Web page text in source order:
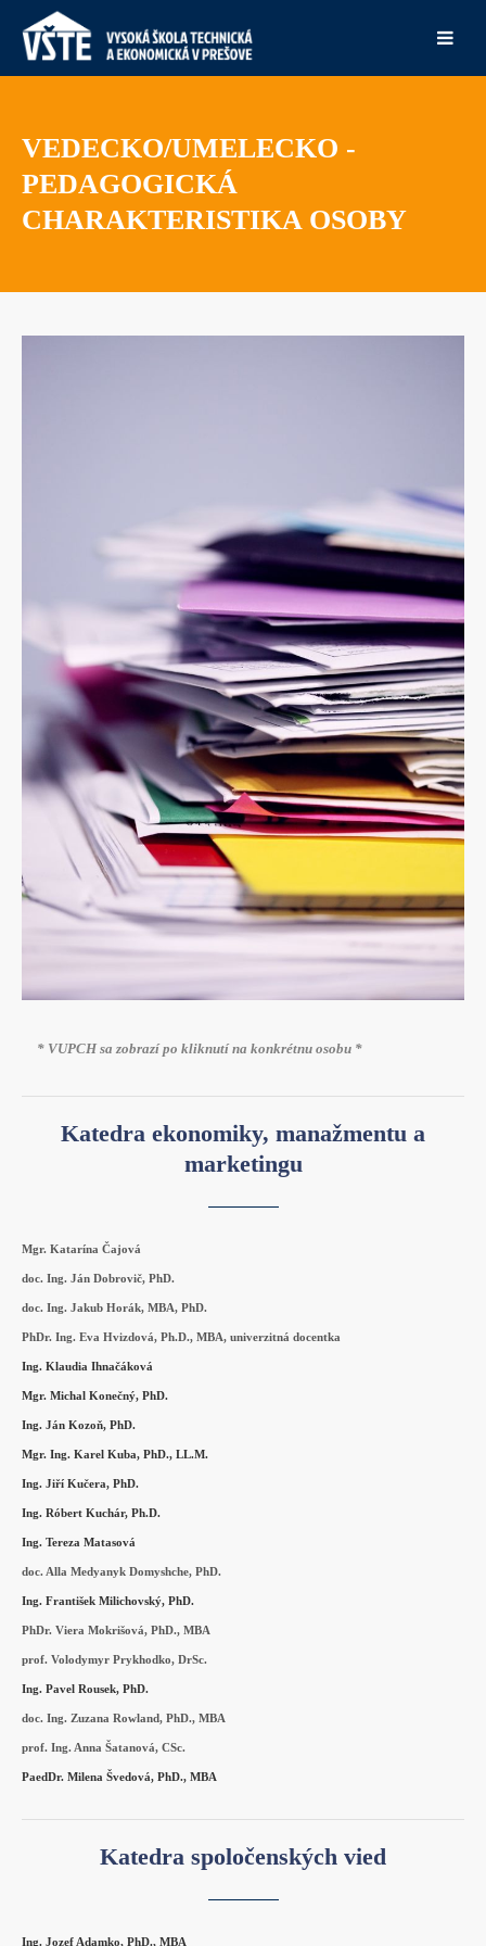
VEDECKO/UMELECKO -
PEDAGOGICKÁ
CHARAKTERISTIKA OSOBY
* VUPCH sa zobrazí po kliknutí na konkrétnu osobu *
Katedra ekonomiky, manažmentu a
marketingu
Mgr. Katarína Čajová
doc. Ing. Ján Dobrovič, PhD.
doc. Ing. Jakub Horák, MBA, PhD.
PhDr. Ing. Eva Hvizdová, Ph.D., MBA, univerzitná docentka
Ing. Klaudia Ihnačáková
Mgr. Michal Konečný, PhD.
Ing. Ján Kozoň, PhD.
Mgr. Ing. Karel Kuba, PhD., LL.M.
Ing. Jiří Kučera, PhD.
Ing. Róbert Kuchár, Ph.D.
Ing. Tereza Matasová
doc. Alla Medyanyk Domyshche, PhD.
Ing. František Milichovský, PhD.
PhDr. Viera Mokrišová, PhD., MBA
prof. Volodymyr Prykhodko, DrSc.
Ing. Pavel Rousek, PhD.
doc. Ing. Zuzana Rowland, PhD., MBA
prof. Ing. Anna Šatanová, CSc.
PaedDr. Milena Švedová, PhD., MBA
Katedra spoločenských vied
Ing. Jozef Adamko, PhD., MBA